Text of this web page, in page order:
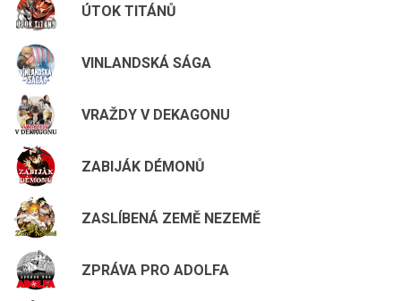
ÚTOK TITÁNŮ
VINLANDSKÁ SÁGA
VRAŽDY V DEKAGONU
ZABIJÁK DÉMONŮ
ZASLÍBENÁ ZEMĚ NEZEMĚ
ZPRÁVA PRO ADOLFA